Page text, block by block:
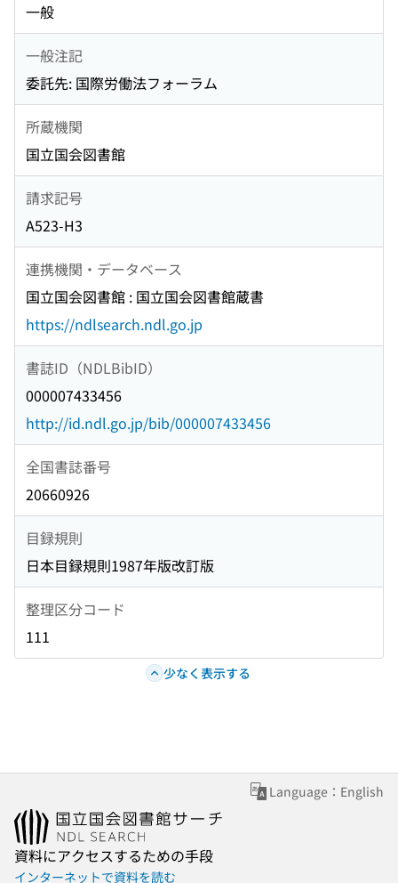
一般
一般注記
委託先: 国際労働法フォーラム
所蔵機関
国立国会図書館
請求記号
A523-H3
連携機関・データベース
国立国会図書館 : 国立国会図書館蔵書
https://ndlsearch.ndl.go.jp
書誌ID（NDLBibID）
000007433456
http://id.ndl.go.jp/bib/000007433456
全国書誌番号
20660926
目録規則
日本目録規則1987年版改訂版
整理区分コード
111
少なく表示する
Language：English
資料にアクセスするための手段
インターネットで資料を読む